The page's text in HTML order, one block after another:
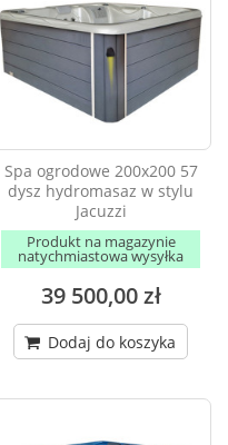
Spa ogrodowe 200x200 57
dysz hydromasaz w stylu
Jacuzzi
Produkt na magazynie
natychmiastowa wysyłka
39 500,00 zł
Dodaj do koszyka